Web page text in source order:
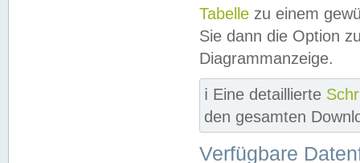
Tabelle zu einem
Sie dann die Option
Diagrammanzeige.
ℹ️ Eine detaillierte
den gesamten
Verfügbare